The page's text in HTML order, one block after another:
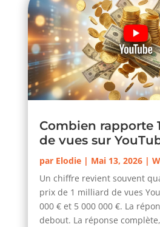
Combien rapporte
de vues sur
par Elodie| Mai 13, 2026|
Un chiffre revient souvent
prix de 1 milliard de vues
000 € et 5 000 000 €. La
debout. La réponse